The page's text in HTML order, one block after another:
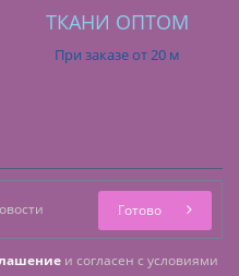
ТКАНИ ОПТОМ
При заказе от 20 м
и согласен с условиями
Готово